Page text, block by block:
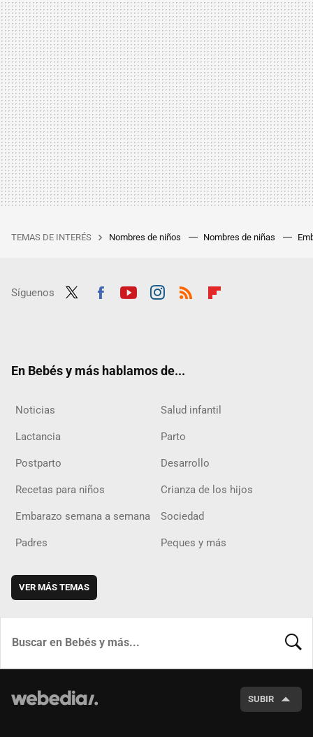
TEMAS DE INTERÉS Nombres de niños Nombres de niñas
Síguenos
En Bebés y más hablamos de...
Noticias Salud infantil
Lactancia Parto
Postparto Desarrollo
Recetas para niños Crianza de los hijos
Embarazo semana a semana Sociedad
Padres Peques y más
VER MÁS TEMAS
SUBIR